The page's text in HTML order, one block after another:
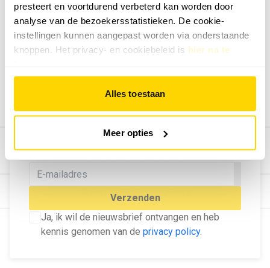
presteert en voortdurend verbeterd kan worden door
analyse van de bezoekersstatistieken. De cookie-
instellingen kunnen aangepast worden via onderstaande
knoppen. Het privacy- en cookiebeleid is hier na te
Alles toestaan
Meer opties
MELD U AAN VOOR ONZE
NIEUWSBRIEF
Blijf op de hoogte van het laatste nieuws!
Verzenden
Ja, ik wil de nieuwsbrief ontvangen en heb
kennis genomen van de privacy policy.
Geef ons feedback
Vertel ons wat je van onze website vindt.
Tip de redactie
Bekijk hier de mogelijkheden.
© Dé Duurzame Uitgeverij